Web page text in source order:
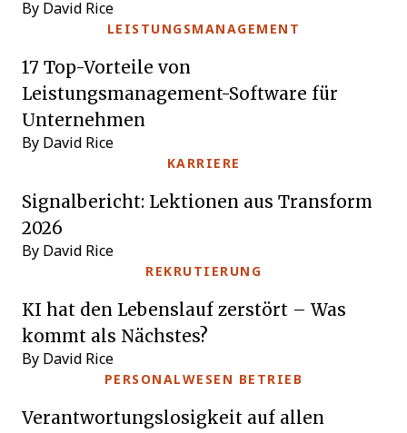
By David Rice
LEISTUNGSMANAGEMENT
17 Top-Vorteile von
Leistungsmanagement-Software für
Unternehmen
By David Rice
KARRIERE
Signalbericht: Lektionen aus Transform
2026
By David Rice
REKRUTIERUNG
KI hat den Lebenslauf zerstört – Was
kommt als Nächstes?
By David Rice
PERSONALWESEN BETRIEB
Verantwortungslosigkeit auf allen